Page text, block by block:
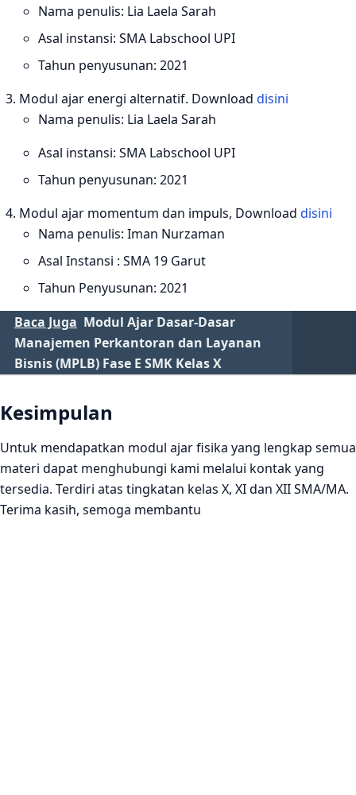
Nama penulis: Lia Laela Sarah
Asal instansi: SMA Labschool UPI
Tahun penyusunan: 2021
Modul ajar energi alternatif. Download disini
Nama penulis: Lia Laela Sarah
Asal instansi: SMA Labschool UPI
Tahun penyusunan: 2021
Modul ajar momentum dan impuls, Download disini
Nama penulis: Iman Nurzaman
Asal Instansi : SMA 19 Garut
Tahun Penyusunan: 2021
Baca Juga Modul Ajar Dasar-Dasar
Manajemen Perkantoran dan Layanan
Bisnis (MPLB) Fase E SMK Kelas X
Kesimpulan
Untuk mendapatkan modul ajar fisika yang lengkap semua
materi dapat menghubungi kami melalui kontak yang
tersedia. Terdiri atas tingkatan kelas X, XI dan XII SMA/MA.
Terima kasih, semoga membantu